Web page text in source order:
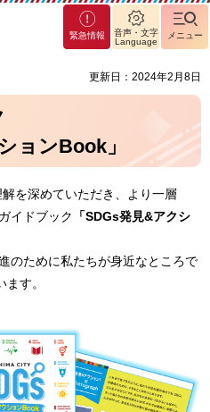
緊急情報
音声・文字
Language
メニュー
更新日：2024年2月8日
ョンBook」
を深めていただき、より一層
イドブック
「SDGs発見&アクシ
のために私たちが身近なところで
す。